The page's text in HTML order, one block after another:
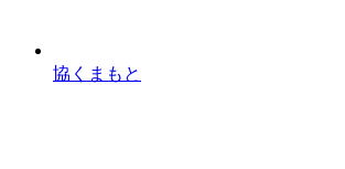
協くまもと